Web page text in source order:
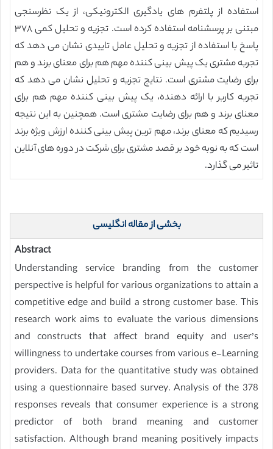
استفاده از پلتفرم های یادگیری الکترونیکی، از یک نظرسنجی
مبتنی بر پرسشنامه استفاده کرده است. تجزیه و تحلیل کمی ۳۷۸
پاسخ با استفاده از تجزیه و تحلیل عامل تاییدی نشان می دهد که
تجربه مشتری یک پیش بینی کننده مهم هم برای معنای برند و هم
برای رضایت مشتری است. نتایج تجزیه و تحلیل نشان می دهد که
تجربه کاربر با ارائه دهنده، یک پیش بینی کننده مهم هم برای
معنای برند و هم برای رضایت مشتری است. همچنین به این نتیجه
رسیدیم که معنای برند، مهم ترین پیش بینی کننده ارزش ویژه برند
است که به نوبه خود بر قصد مشتری برای شرکت در دوره های آنلاین
تاثیر می گذارد.
بخشی از مقاله انگلیسی
Abstract
Understanding service branding from the customer
perspective is helpful for various organizations to attain a
competitive edge and build a strong customer base. This
research work aims to evaluate the various dimensions
and constructs that affect brand equity and user’s
willingness to undertake courses from various e-Learning
providers. Data for the quantitative study was obtained
using a questionnaire based survey. Analysis of the 378
responses reveals that consumer experience is a strong
predictor of both brand meaning and customer
satisfaction. Although brand meaning positively impacts